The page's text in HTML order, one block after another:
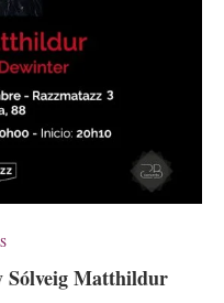
Sólveig Matthildur